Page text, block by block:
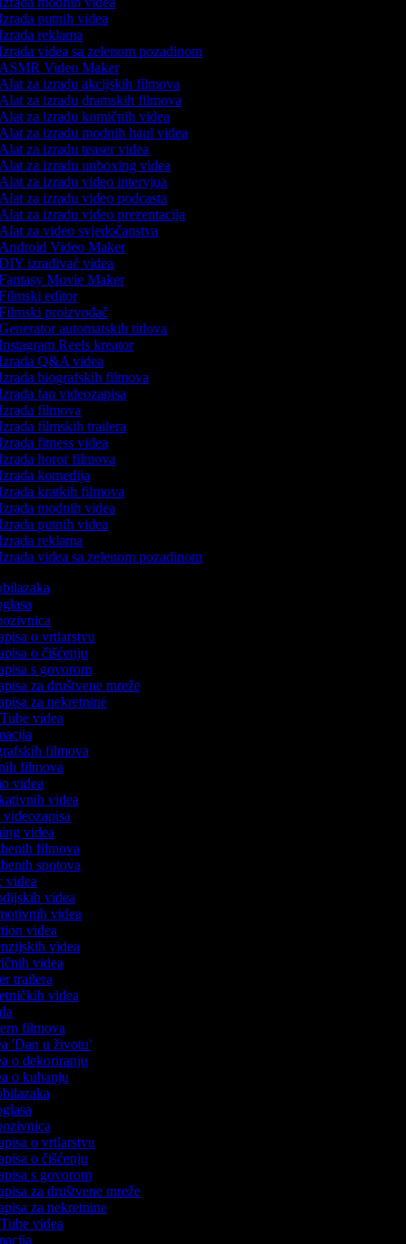
putnih videa
reklama
videa sa zelenom pozadinom
Video Maker
za izradu akcijskih filmova
za izradu dramskih filmova
za izradu komičnih videa
za izradu modnih haul videa
za izradu teaser videa
za izradu unboxing videa
za izradu video intervjua
za izradu video podcasta
za izradu video prezentacija
za video svjedočanstva
Video Maker
izrađivač videa
Movie Maker
editor
proizvođač
automatskih titlova
Reels kreator
Q&A videa
biografskih filmova
fan videozapisa
filmova
filmskih trailera
fitness videa
horor filmova
komedija
kratkih filmova
modnih videa
putnih videa
reklama
videa sa zelenom pozadinom
o vrtlarstvu
o čišćenju
s govorom
za društvene mreže
za nekretnine
videa
filmova
filmova
videa
videa
videozapisa
videa
filmova
spotova
videa
videa
videa
videa
videa
videa
trailera
videa
filmova
'Dan u životu'
o dekoriranju
o kuhanju
o vrtlarstvu
o čišćenju
s govorom
za društvene mreže
za nekretnine
videa